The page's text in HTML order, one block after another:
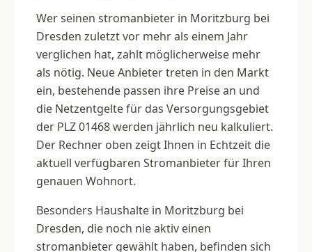
Wer seinen stromanbieter in Moritzburg bei
Dresden zuletzt vor mehr als einem Jahr
verglichen hat, zahlt möglicherweise mehr
als nötig. Neue Anbieter treten in den Markt
ein, bestehende passen ihre Preise an und
die Netzentgelte für das Versorgungsgebiet
der PLZ 01468 werden jährlich neu kalkuliert.
Der Rechner oben zeigt Ihnen in Echtzeit die
aktuell verfügbaren Stromanbieter für Ihren
genauen Wohnort.
Besonders Haushalte in Moritzburg bei
Dresden, die noch nie aktiv einen
stromanbieter gewählt haben, befinden sich